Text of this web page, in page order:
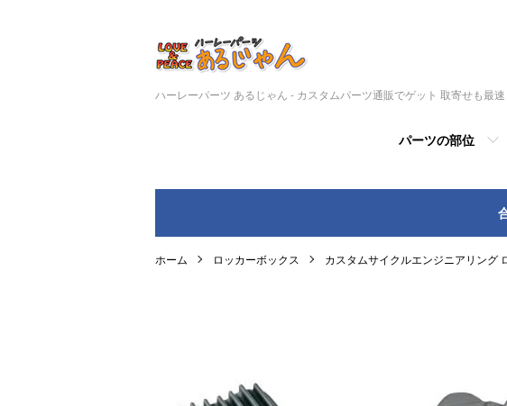
ハーレーパーツ あるじゃん - カスタムパーツ通販でゲット 取寄せも最速
パーツの部位
ホーム ロッカーボックス カスタムサイクルエンジニアリング